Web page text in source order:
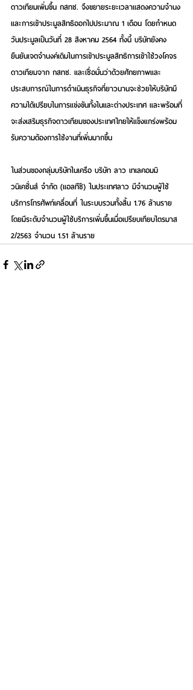
ดาวเทียมเพิ่มขึ้น กสทช. จึงขยายระยะเวลาแสดงความจำนง
และการเข้าประมูลสิทธิออกไปประมาณ 1 เดือน โดยกำหนด
วันประมูลเป็นวันที่ 28 สิงหาคม 2564 ทั้งนี้ บริษัทยังคง
ยืนยันเจตจำนงค์เดิมในการเข้าประมูลสิทธิการเข้าใช้วงโคจร
ดาวเทียมจาก กสทช. และเชื่อมั่นว่าด้วยศักยภาพและ
ประสบการณ์ในการดำเนินธุรกิจที่ยาวนานจะช่วยให้บริษัทมี
ความได้เปรียบในการแข่งขันทั้งในและต่างประเทศ และพร้อมที่
จะส่งเสริมธุรกิจดาวเทียมของประเทศไทยให้แข็งแกร่งพร้อม
รับความต้องการใช้งานที่เพิ่มมากขึ้น
ในส่วนของกลุ่มบริษัทในเครือ บริษัท ลาว เทเลคอมมิ
วนิเคชั่นส์ จำกัด (แอลทีซี) ในประเทศลาว มีจำนวนผู้ใช้
บริการโทรศัพท์เคลื่อนที่ ในระบบรวมทั้งสิ้น 1.76 ล้านราย
โดยมีระดับจำนวนผู้ใช้บริการเพิ่มขึ้นเมื่อเปรียบเทียบไตรมาส
2/2563 จำนวน 1.51 ล้านราย